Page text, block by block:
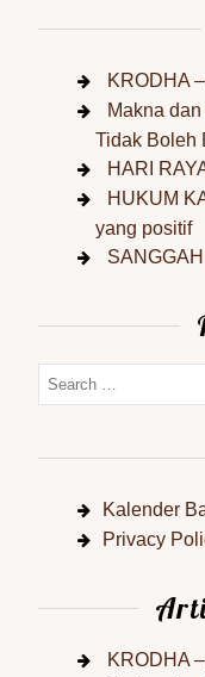
KRODHA
Makna
Tidak Boleh
HARI
HUKUM
yang positif
Kalender
Privacy
KRODHA